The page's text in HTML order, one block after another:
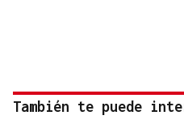
También te puede